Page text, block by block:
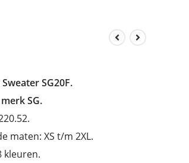
SG20F.
SG.
maten: XS t/m 2XL.
kleuren.